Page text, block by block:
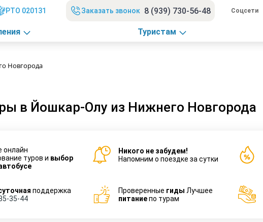
РТО 020131 Заказать звонок 8 (939) 730-56-48 Соцсети
Туристам
Новгорода
в Йошкар-Олу из Нижнего Новгорода
онлайн
туров и выбор
Никого не забудем!
Напомним о поездке за сутки
поддержка
35-44
Проверенные гиды Лучшее
питаниепо турам